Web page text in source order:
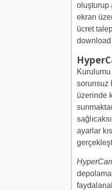
oluşturup
ekran
ücret
download
Kurulumu
sorunsuz
üzerinde
ayarlar